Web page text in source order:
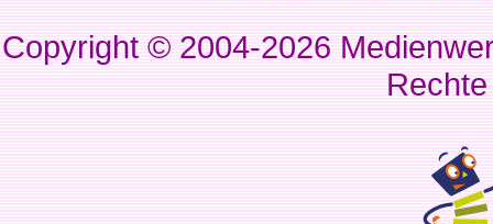
Copyright © 2004-2026